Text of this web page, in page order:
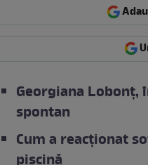
Georgiana
spontan
Cum a reacționat